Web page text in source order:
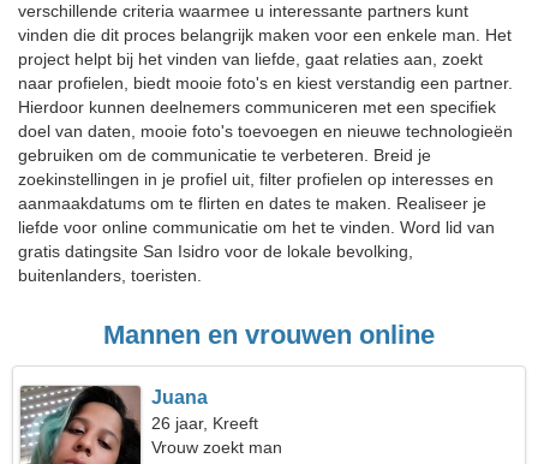
verschillende criteria waarmee u interessante partners kunt
vinden die dit proces belangrijk maken voor een enkele man. Het
project helpt bij het vinden van liefde, gaat relaties aan, zoekt
naar profielen, biedt mooie foto's en kiest verstandig een partner.
Hierdoor kunnen deelnemers communiceren met een specifiek
doel van daten, mooie foto's toevoegen en nieuwe technologieën
gebruiken om de communicatie te verbeteren. Breid je
zoekinstellingen in je profiel uit, filter profielen op interesses en
aanmaakdatums om te flirten en dates te maken. Realiseer je
liefde voor online communicatie om het te vinden. Word lid van
gratis datingsite San Isidro voor de lokale bevolking,
buitenlanders, toeristen.
Mannen en vrouwen online
Juana
26 jaar, Kreeft
Vrouw zoekt man